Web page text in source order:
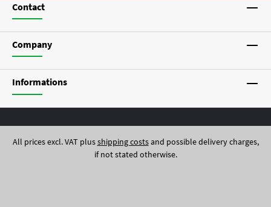
Contact
Company
Informations
All prices excl. VAT plusshipping costsand possible delivery charges,
if not stated otherwise.